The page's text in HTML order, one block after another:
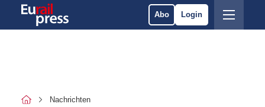
Abo Login
Nachrichten